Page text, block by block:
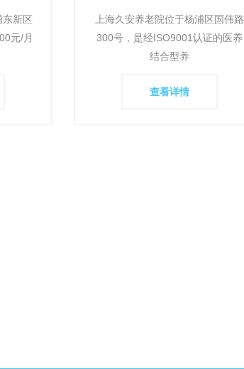
东新区
元/月
上海久安养老院位于杨浦区国伟路
300号，是经ISO9001认证的医养
结合型养
查看详情